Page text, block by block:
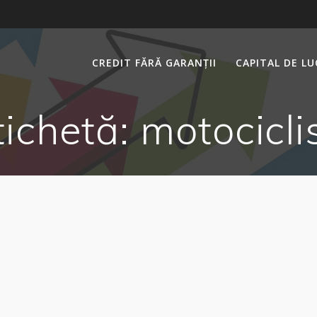
CREDIT FĂRĂ GARANȚII CAPITAL DE